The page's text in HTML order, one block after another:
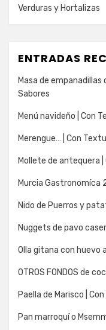
Verduras y Hortalizas
ENTRADAS
Masa de
Sabores
Menú navideño | Con
Merengue… | Con
Mollete de antequera
Murcia Gastronomíca
Nido de Puerros y
Nuggets de pavo
Olla gitana con huevo
OTROS FONDOS de
Paella de Marisco |
Pan marroquí o